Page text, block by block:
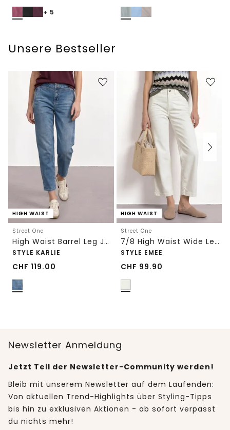
+ 5
Unsere Bestseller
HIGH WAIST
Street One
High Waist Barrel Leg Jeans im Loose Fit
STYLE KARLIE
CHF 119.00
HIGH WAIST
Street One
7/8 High Waist Wide Leg Jeans im Loose Fit
STYLE EMEE
CHF 99.90
Newsletter Anmeldung
Jetzt Teil der Newsletter-Community werden!
Bleib mit unserem Newsletter auf dem Laufenden:
Von aktuellen Trend-Highlights über Styling-Tipps
bis hin zu exklusiven Aktionen - ab sofort verpasst
du nichts mehr!